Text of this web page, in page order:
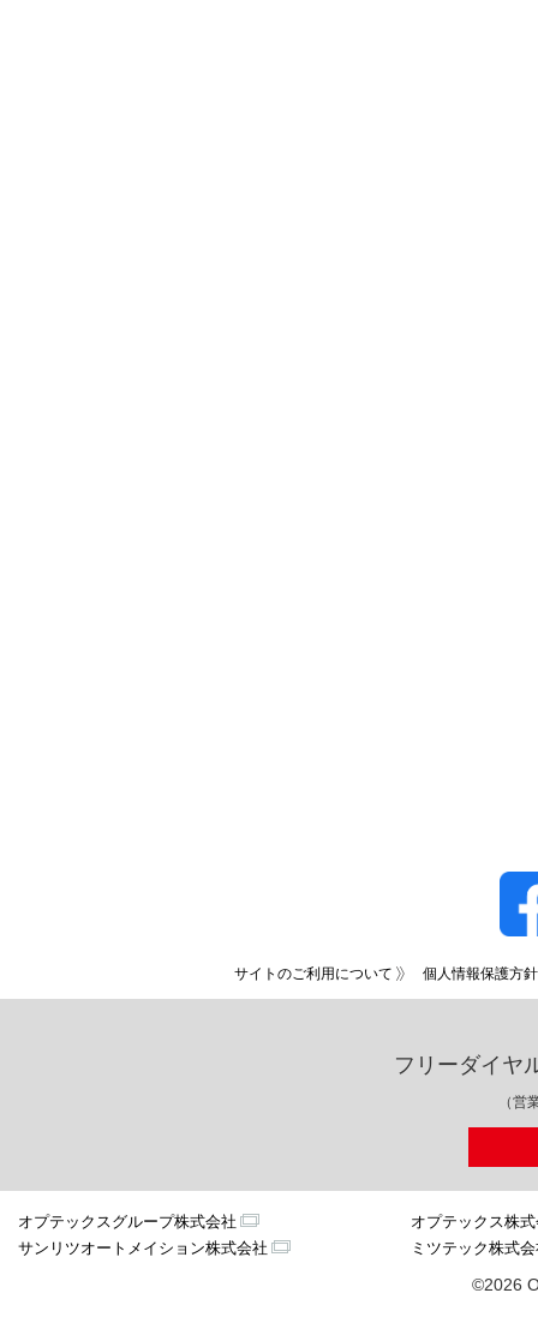
サイトのご利用について 個人情報保護方針
フリーダイヤ
（営
オプテックスグループ株式会社
オプテックス株
サンリツオートメイション株式会社
ミツテック株式
©2026